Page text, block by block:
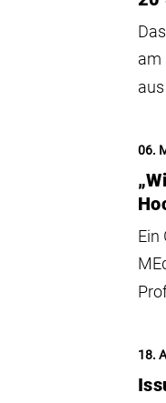
am
06.
Ein
18.